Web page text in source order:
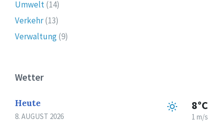
Umwelt(14)
Verkehr(13)
Verwaltung(9)
Wetter
Heute
8. AUGUST 2026
8°C
1 m/s